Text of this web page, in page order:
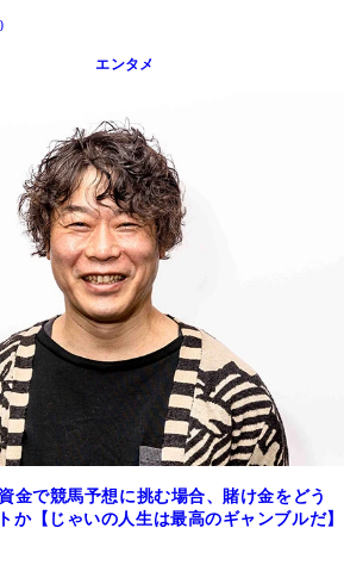
エンタメ
金で競馬予想に挑む場合、賭け金をどう
か【じゃいの人生は最高のギャンブルだ】